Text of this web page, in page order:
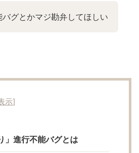
バグとかマジ勘弁してほしい
示]
」進行不能バグとは